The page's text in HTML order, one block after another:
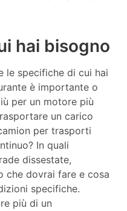
hai bisogno
le specifiche di cui hai
è importante o
per un motore più
un carico
per trasporti
In quali
dissestate,
che dovrai fare e cosa
specifiche.
più di un